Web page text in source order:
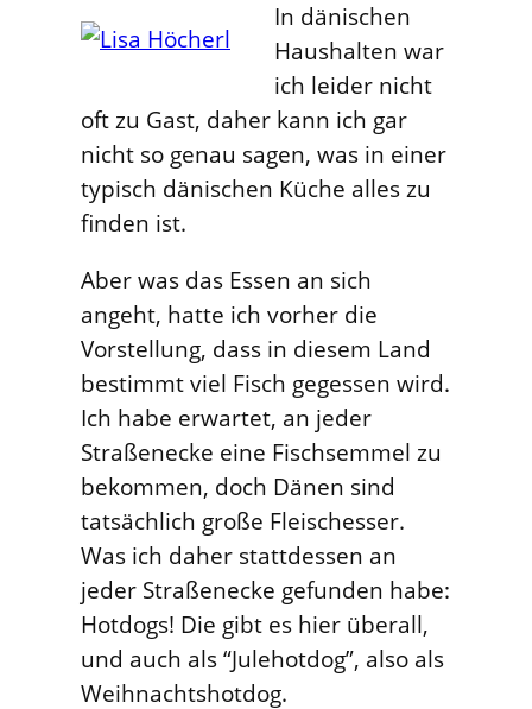
In dänischen
Haushalten war
ich leider nicht
oft zu Gast, daher kann ich gar
nicht so genau sagen, was in einer
typisch dänischen Küche alles zu
finden ist.
Aber was das Essen an sich
angeht, hatte ich vorher die
Vorstellung, dass in diesem Land
bestimmt viel Fisch gegessen wird.
Ich habe erwartet, an jeder
Straßenecke eine Fischsemmel zu
bekommen, doch Dänen sind
tatsächlich große Fleischesser.
Was ich daher stattdessen an
jeder Straßenecke gefunden habe:
Hotdogs! Die gibt es hier überall,
und auch als “Julehotdog”, also als
Weihnachtshotdog.